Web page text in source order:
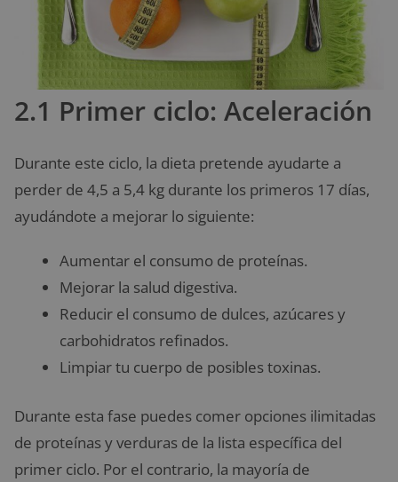
2.1 Primer ciclo: Aceleración
Durante este ciclo, la dieta pretende ayudarte a
perder de 4,5 a 5,4 kg durante los primeros 17 días,
ayudándote a mejorar lo siguiente:
Aumentar el consumo de proteínas.
Mejorar la salud digestiva.
Reducir el consumo de dulces, azúcares y
carbohidratos refinados.
Limpiar tu cuerpo de posibles toxinas.
Durante esta fase puedes comer opciones ilimitadas
de proteínas y verduras de la lista específica del
primer ciclo. Por el contrario, la mayoría de